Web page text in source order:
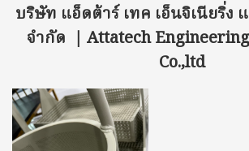
บริษัท แอ็ดต้าร์ เทค เอ็นจิเนียริ่
จำกัด | Attatech
Co.,ltd